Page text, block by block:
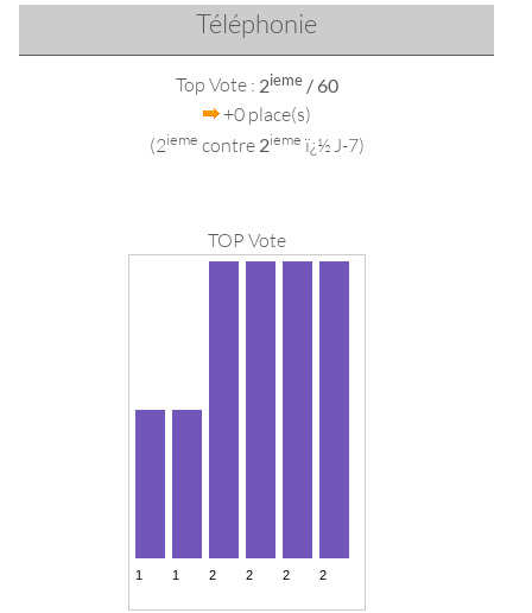
Téléphonie
Top Vote : 2ieme/ 60
+0 place(s)
(2ieme contre 2ieme ï¿½ J-7)
TOP Vote